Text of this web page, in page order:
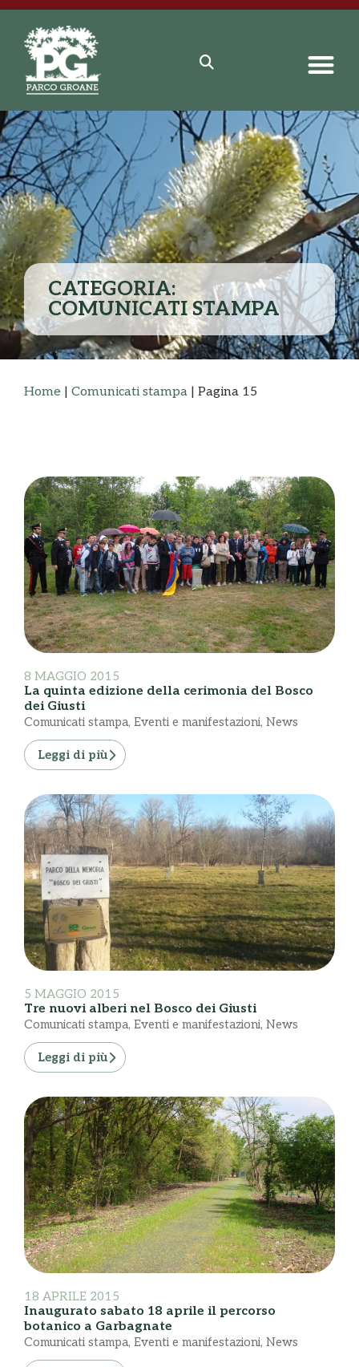
CATEGORIA:
COMUNICATI STAMPA
Home | Comunicati stampa | Pagina 15
8 MAGGIO 2015
La quinta edizione della cerimonia del Bosco
dei Giusti
Comunicati stampa, Eventi e manifestazioni, News
Leggi di più
5 MAGGIO 2015
Tre nuovi alberi nel Bosco dei Giusti
Comunicati stampa, Eventi e manifestazioni, News
Leggi di più
18 APRILE 2015
Inaugurato sabato 18 aprile il percorso
botanico a Garbagnate
Comunicati stampa, Eventi e manifestazioni, News